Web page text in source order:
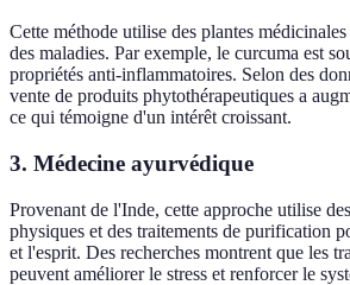
Cette méthode utilise des plantes
des maladies. Par exemple, le curcuma est
propriétés anti-inflammatoires. Selon des
vente de produits phytothérapeutiques a
ce qui témoigne d'un intérêt croissant.
3. Médecine ayurvédique
Provenant de l'Inde, cette approche utilise
physiques et des traitements de purification
et l'esprit. Des recherches montrent que les
peuvent améliorer le stress et renforcer le